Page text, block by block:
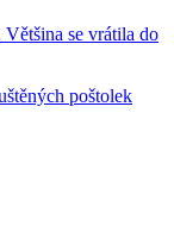
se vrátila do
poštolek